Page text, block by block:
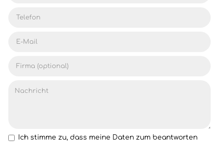
Ich stimme zu, dass meine Daten zum beantworten